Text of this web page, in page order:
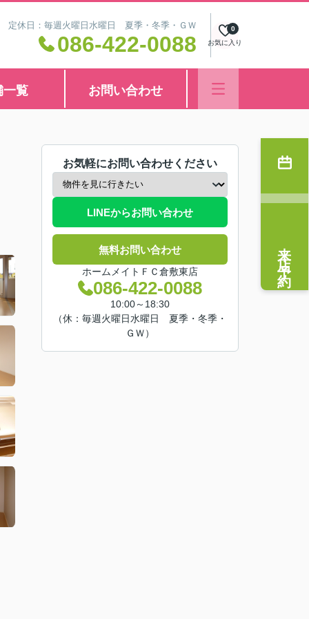
定休日：毎週火曜日水曜日 夏季・冬季・ＧＷ
086-422-0088 お気に入り
0
一覧 お問い合わせ
お気軽にお問い合わせください
LINEからお問い合わせ
無料お問い合わせ
ホームメイトＦＣ倉敷東店
086-422-0088
10:00～18:30
（休：毎週火曜日水曜日 夏季・冬季・
ＧＷ）
来店予約